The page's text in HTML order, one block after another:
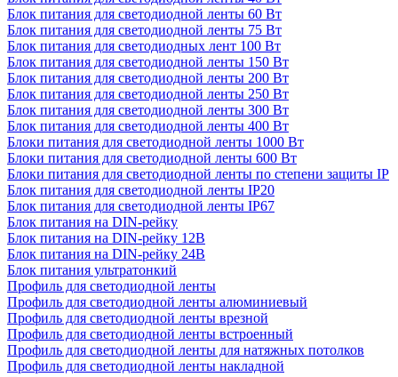
Блок питания для светодиодной ленты 60 Вт
Блок питания для светодиодной ленты 75 Вт
Блок питания для светодиодных лент 100 Вт
Блок питания для светодиодной ленты 150 Вт
Блок питания для светодиодной ленты 200 Вт
Блок питания для светодиодной ленты 250 Вт
Блок питания для светодиодной ленты 300 Вт
Блок питания для светодиодной ленты 400 Вт
Блоки питания для светодиодной ленты 1000 Вт
Блоки питания для светодиодной ленты 600 Вт
Блоки питания для светодиодной ленты по степени защиты IP
Блок питания для светодиодной ленты IP20
Блок питания для светодиодной ленты IP67
Блок питания на DIN-рейку
Блок питания на DIN-рейку 12В
Блок питания на DIN-рейку 24В
Блок питания ультратонкий
Профиль для светодиодной ленты
Профиль для светодиодной ленты алюминиевый
Профиль для светодиодной ленты врезной
Профиль для светодиодной ленты встроенный
Профиль для светодиодной ленты для натяжных потолков
Профиль для светодиодной ленты накладной